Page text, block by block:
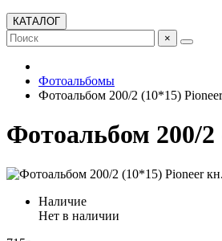
КАТАЛОГ
×
Фотоальбомы
Фотоальбом 200/2 (10*15)
Фотоальбом 200/2
Наличие
Нет в наличии